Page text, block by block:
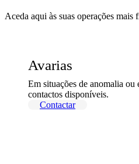
Aceda aqui às suas operações mais
Avarias
Em situações de anomalia ou
contactos disponíveis.
Contactar